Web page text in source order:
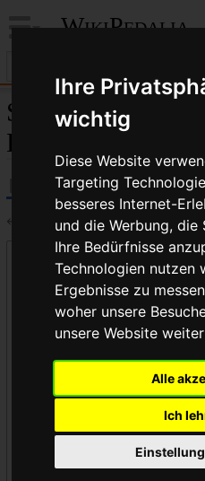
Ihre
wichtig
Diese Website
Targeting
besseres Internet-
und die Werbung, die
Ihre Bedürfnisse
Technologien nutzen
Ergebnisse zu
woher unsere
unsere Website
Alle
Ich
WikiPedalia
Seiten, die auf
Dreifachkurbel“
← Kompakt-Dreifachkurbel
Links auf diese Seite
Seite:
Namensraum:
Vorlageneinbindungen
Links ausblenden